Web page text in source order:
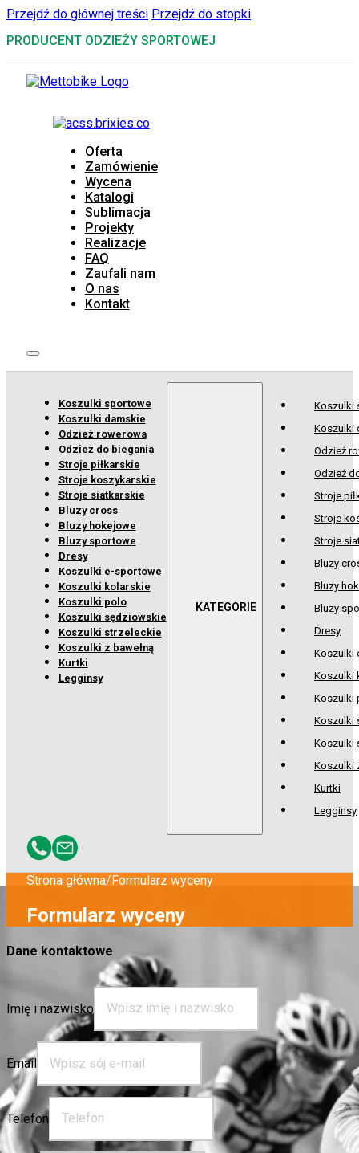
Przejdź do głównej treści Przejdź do stopki
PRODUCENT ODZIEŻY SPORTOWEJ
Oferta
Zamówienie
Wycena
Katalogi
Sublimacja
Projekty
Realizacje
FAQ
Zaufali nam
O nas
Kontakt
Koszulki sportowe
Koszulki damskie
Odzież rowerowa
Odzież do biegania
Stroje piłkarskie
Stroje koszykarskie
Stroje siatkarskie
Bluzy cross
Bluzy hokejowe
Bluzy sportowe
Dresy
Koszulki e-sportowe
Koszulki kolarskie
Koszulki polo
Koszulki sędziowskie
Koszulki strzeleckie
Koszulki z bawełną
Kurtki
Legginsy
Koszulki
Koszulki
Odzież
Odzież
Stroje
Stroje
Stroje
Bluzy
Bluzy
Bluzy
Dresy
Koszulki
Koszulki
Koszulki
Koszulki
Koszulki
Koszulki
Kurtki
Legginsy
Strona główna/Formularz wyceny
Formularz wyceny
Dane kontaktowe
Imię i nazwisko
Email
Telefon